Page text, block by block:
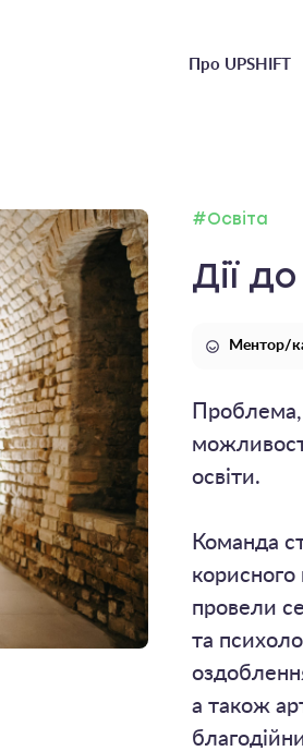
Головне
Про UPSHIFT
#Освіта
Дії до
Ментор/
Проблема,
освіти.
Команда
провели
та
а також